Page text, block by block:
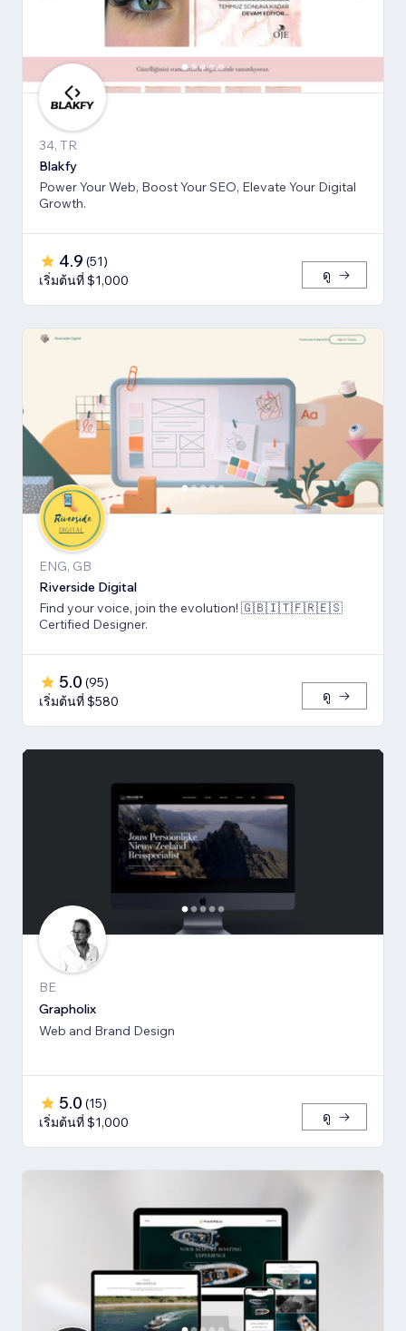
34, TR
Blakfy
Power Your Web, Boost Your SEO, Elevate Your Digital
Growth.
4.9 (51)
เริ่มต้นที่ $1,000
ดู
ENG, GB
Riverside Digital
Find your voice, join the evolution! 🇬🇧🇮🇹🇫🇷🇪🇸
Certified Designer.
5.0 (95)
เริ่มต้นที่ $580
ดู
BE
Grapholix
Web and Brand Design
5.0 (15)
เริ่มต้นที่ $1,000
ดู